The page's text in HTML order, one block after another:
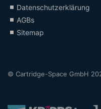
Datenschutzerklärung
AGBs
Sitemap
© Cartridge-Space GmbH